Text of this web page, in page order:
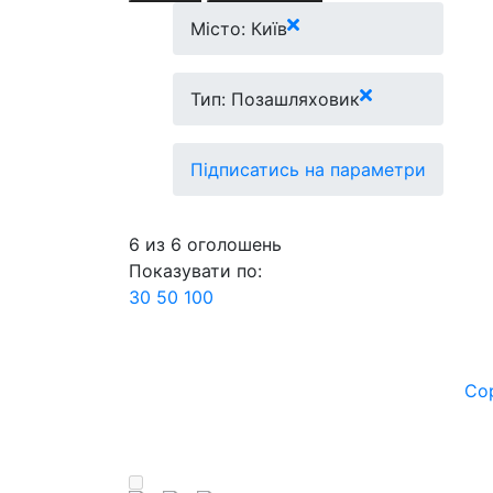
Місто: Київ
Тип: Позашляховик
Підписатись на параметри
6 из 6 оголошень
Показувати по:
30 50 100